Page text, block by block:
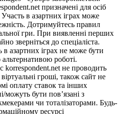
призначені для осіб
в азартних іграх може
Дотримуйтесь правил
гри. При виявленні перших
зверніться до спеціаліста.
азартних іграх не може бути
роботі.
korrespondent.net не проводить
гроші, також сайт не
оплату ставок та інших
можуть бути пов’язані з
чи тоталізаторами. Будь-
ресурсі